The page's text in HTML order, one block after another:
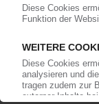
Eröffnung
GmbH & Co.